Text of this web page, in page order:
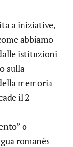
a iniziative,
abbiamo
istituzioni
sulla
memoria
il 2
o
romanès